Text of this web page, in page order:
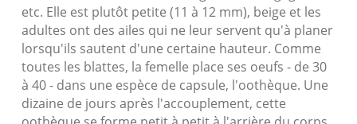
etc. Elle est plutôt petite (11 à 12 mm), beige et les
adultes ont des ailes qui ne leur servent qu'à planer
lorsqu'ils sautent d'une certaine hauteur. Comme
toutes les blattes, la femelle place ses oeufs - de 30
à 40 - dans une espèce de capsule, l'oothèque. Une
dizaine de jours après l'accouplement, cette